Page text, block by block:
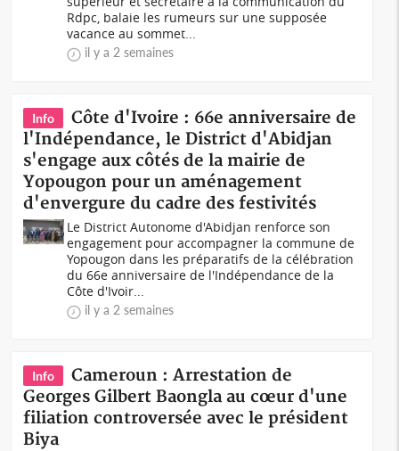
Rdpc, balaie les rumeurs sur une supposée
vacance au sommet...
il y a 2 semaines
Info
Côte d'Ivoire : 66e anniversaire de
l'Indépendance, le District d'Abidjan
s'engage aux côtés de la mairie de
Yopougon pour un aménagement
d'envergure du cadre des festivités
Le District Autonome d'Abidjan renforce son
engagement pour accompagner la commune de
Yopougon dans les préparatifs de la célébration
du 66e anniversaire de l'Indépendance de la
Côte d'Ivoir...
il y a 2 semaines
Info
Cameroun : Arrestation de
Georges Gilbert Baongla au cœur d'une
filiation controversée avec le président
Biya